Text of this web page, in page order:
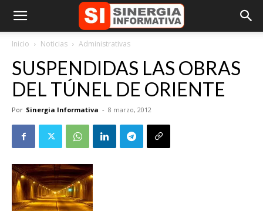
Inicio Noticias Administrativas
SUSPENDIDAS LAS OBRAS
DEL TÚNEL DE ORIENTE
Por Sinergia Informativa - 8 marzo, 2012